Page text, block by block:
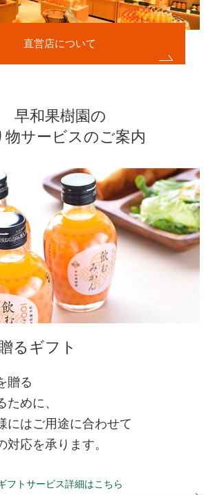
直営店について
早和果樹園の
物サービスのご案内
るギフト
贈る
ために、
にはご用途に合わせて
対応を承ります。
フトサービス詳細はこちら